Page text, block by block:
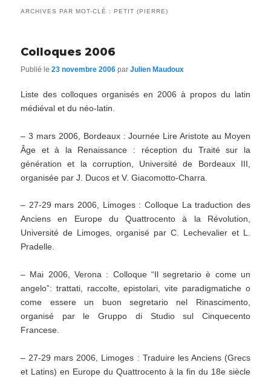
ARCHIVES PAR MOT-CLÉ : PETIT (PIERRE)
Colloques 2006
Publié le23 novembre 2006 parJulien Maudoux
Liste des colloques organisés en 2006 à propos du latin
médiéval et du néo-latin.
– 3 mars 2006, Bordeaux : Journée Lire Aristote au Moyen
Âge et à la Renaissance : réception du Traité sur la
génération et la corruption, Université de Bordeaux III,
organisée par J. Ducos et V. Giacomotto-Charra.
– 27-29 mars 2006, Limoges : Colloque La traduction des
Anciens en Europe du Quattrocento à la Révolution,
Université de Limoges, organisé par C. Lechevalier et L.
Pradelle.
– Mai 2006, Verona : Colloque “Il segretario è come un
angelo”: trattati, raccolte, epistolari, vite paradigmatiche o
come essere un buon segretario nel Rinascimento,
organisé par le Gruppo di Studio sul Cinquecento
Francese.
– 27-29 mars 2006, Limoges : Traduire les Anciens (Grecs
et Latins) en Europe du Quattrocento à la fin du 18e siècle